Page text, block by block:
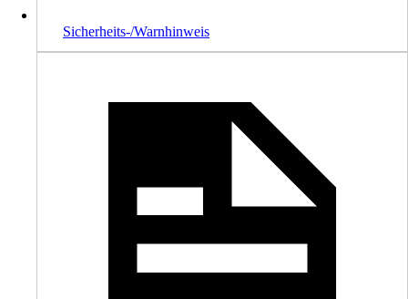
Sicherheits-/Warnhinweis